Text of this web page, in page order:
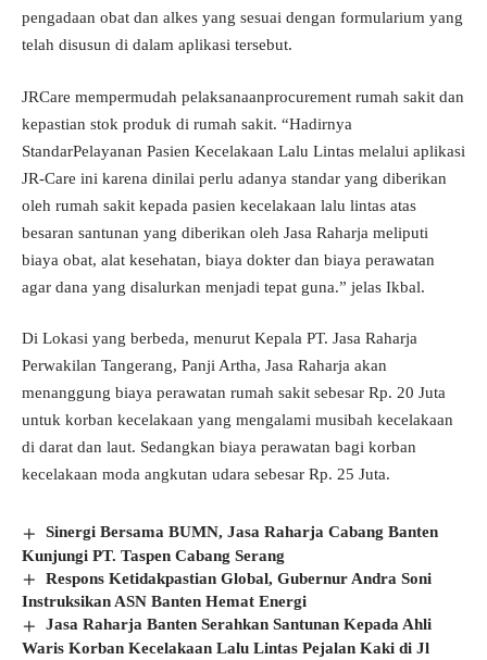
pengadaan obat dan alkes yang sesuai dengan formularium yang
telah disusun di dalam aplikasi tersebut.
JRCare mempermudah pelaksanaanprocurement rumah sakit dan
kepastian stok produk di rumah sakit. “Hadirnya
StandarPelayanan Pasien Kecelakaan Lalu Lintas melalui aplikasi
JR-Care ini karena dinilai perlu adanya standar yang diberikan
oleh rumah sakit kepada pasien kecelakaan lalu lintas atas
besaran santunan yang diberikan oleh Jasa Raharja meliputi
biaya obat, alat kesehatan, biaya dokter dan biaya perawatan
agar dana yang disalurkan menjadi tepat guna.” jelas Ikbal.
Di Lokasi yang berbeda, menurut Kepala PT. Jasa Raharja
Perwakilan Tangerang, Panji Artha, Jasa Raharja akan
menanggung biaya perawatan rumah sakit sebesar Rp. 20 Juta
untuk korban kecelakaan yang mengalami musibah kecelakaan
di darat dan laut. Sedangkan biaya perawatan bagi korban
kecelakaan moda angkutan udara sebesar Rp. 25 Juta.
Sinergi Bersama BUMN, Jasa Raharja Cabang Banten
Kunjungi PT. Taspen Cabang Serang
Respons Ketidakpastian Global, Gubernur Andra Soni
Instruksikan ASN Banten Hemat Energi
Jasa Raharja Banten Serahkan Santunan Kepada Ahli
Waris Korban Kecelakaan Lalu Lintas Pejalan Kaki di Jl